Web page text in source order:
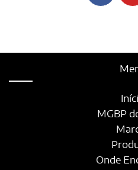
MGBP
Onde